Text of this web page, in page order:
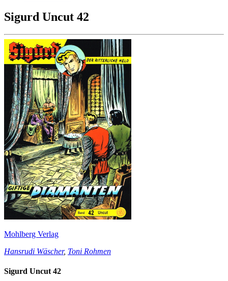
Sigurd Uncut 42
Mohlberg Verlag
Hansrudi Wäscher, Toni Rohmen
Sigurd Uncut 42